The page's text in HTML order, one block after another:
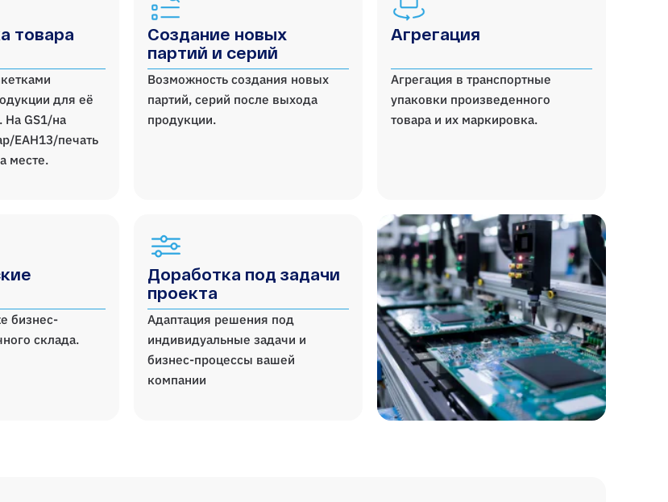
товара
для её
На GS1/на
ЕАН13/печать
месте.
Создание новых
партий и серий
Возможность создания новых
партий, серий после выхода
продукции.
Агрегация
Агрегация в транспортные
упаковки произведенного
товара и их маркировка.
бизнес-
склада.
Доработка под задачи
проекта
Адаптация решения под
индивидуальные задачи и
бизнес-процессы вашей
компании